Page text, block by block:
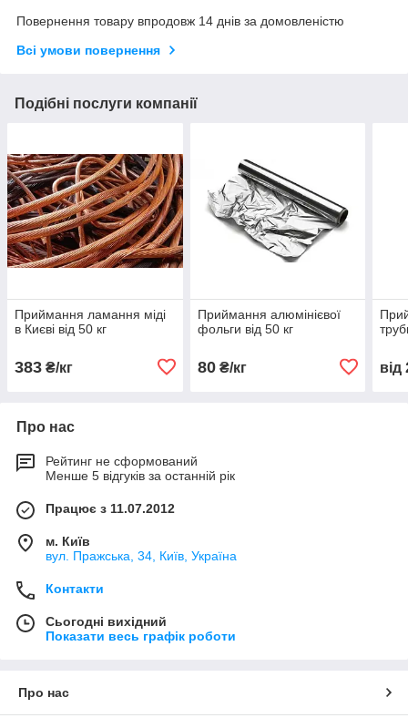
Повернення товару впродовж 14 днів за домовленістю
Всі умови повернення
Подібні послуги компанії
Приймання ламання міді
в Києві від 50 кг
383 ₴/кг
Приймання алюмінієвої
фольги від 50 кг
80₴/кг від
Про нас
Рейтинг не сформований
Менше 5 відгуків за останній рік
Працює з 11.07.2012
м. Київ
вул. Пражська, 34, Київ, Україна
Контакти
Сьогодні вихідний
Показати весь графік роботи
Про нас